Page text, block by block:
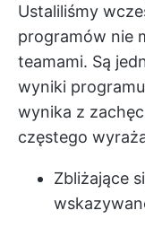
Ustaliliśmy
programów nie
teamami. Są
wyniki
wynika z
częstego
Zbliżające